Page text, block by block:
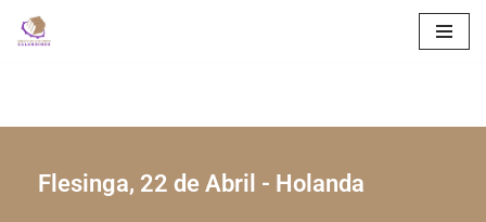
Flesinga, 22 de Abril - Holanda